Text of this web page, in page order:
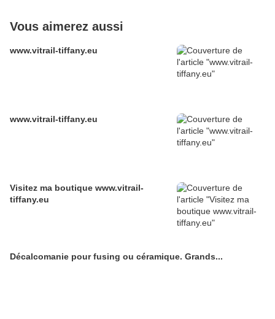
Vous aimerez aussi
www.vitrail-tiffany.eu
www.vitrail-tiffany.eu
Visitez ma boutique www.vitrail-
tiffany.eu
Décalcomanie pour fusing ou céramique. Grands...